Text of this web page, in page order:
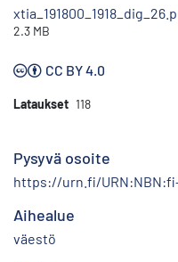
2.3 MB
CC BY 4.0
Lataukset 118
Pysyvä osoite
https://urn.fi/
Aihealue
väestö